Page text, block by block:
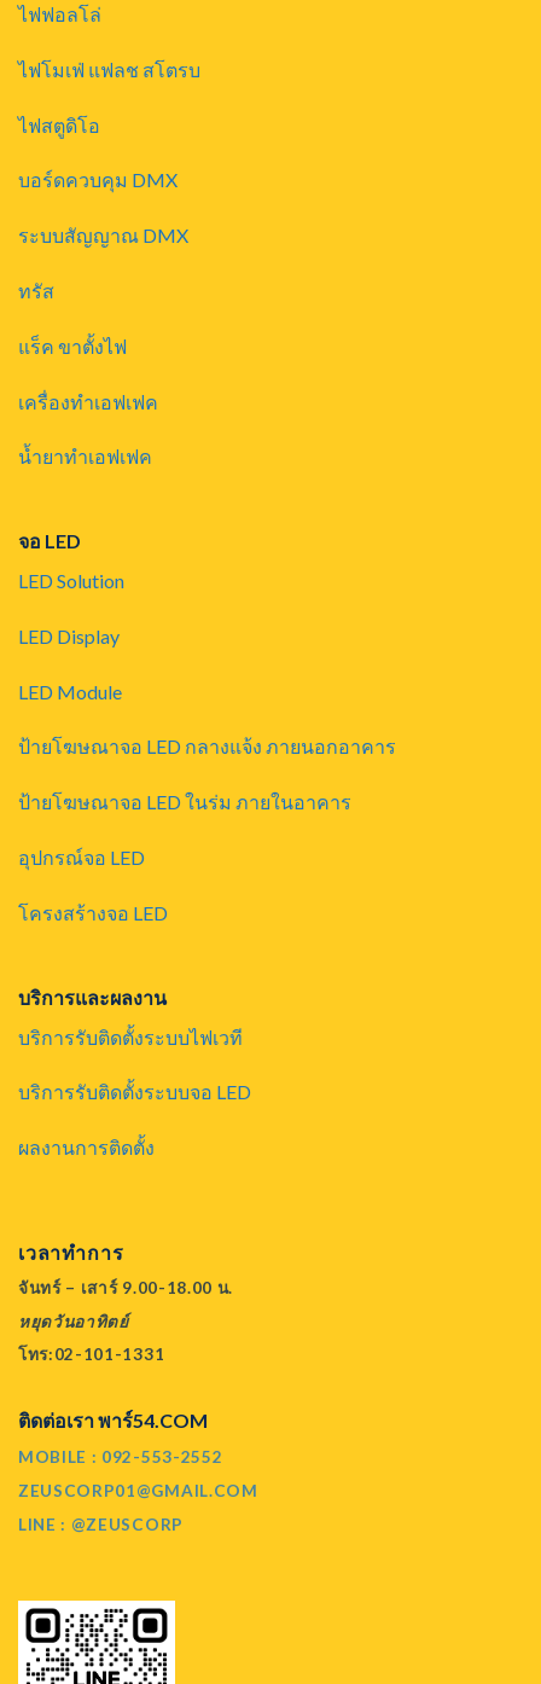
ไฟฟอลโล่
ไฟโมเฟ่ แฟลช สโตรบ
ไฟสตูดิโอ
บอร์ดควบคุม DMX
ระบบสัญญาณ DMX
ทรัส
แร็ค ขาตั้งไฟ
เครื่องทำเอฟเฟค
น้ำยาทำเอฟเฟค
จอ LED
LED Solution
LED Display
LED Module
ป้ายโฆษณาจอ LED กลางแจ้ง ภายนอกอาคาร
ป้ายโฆษณาจอ LED ในร่ม ภายในอาคาร
อุปกรณ์จอ LED
โครงสร้างจอ LED
บริการและผลงาน
บริการรับติดตั้งระบบไฟเวที
บริการรับติดตั้งระบบจอ LED
ผลงานการติดตั้ง
เวลาทำการ
จันทร์ – เสาร์ 9.00-18.00 น.
หยุดวันอาทิตย์
โทร:02-101-1331
ติดต่อเรา พาร์54.COM
MOBILE : 092-553-2552
ZEUSCORP01@GMAIL.COM
LINE : @ZEUSCORP